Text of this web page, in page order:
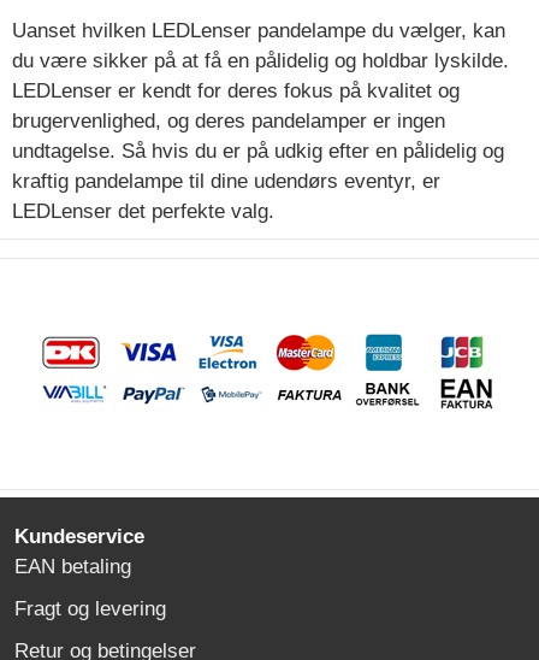
Uanset hvilken LEDLenser pandelampe du vælger, kan
du være sikker på at få en pålidelig og holdbar lyskilde.
LEDLenser er kendt for deres fokus på kvalitet og
brugervenlighed, og deres pandelamper er ingen
undtagelse. Så hvis du er på udkig efter en pålidelig og
kraftig pandelampe til dine udendørs eventyr, er
LEDLenser det perfekte valg.
Kundeservice
EAN betaling
Fragt og levering
Retur og betingelser